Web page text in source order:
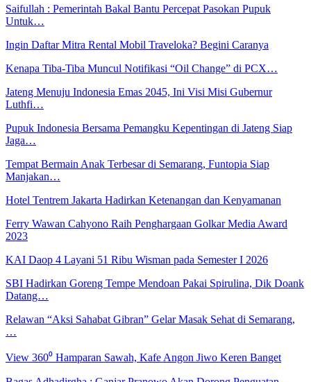
Saifullah : Pemerintah Bakal Bantu Percepat Pasokan Pupuk
Untuk…
Ingin Daftar Mitra Rental Mobil Traveloka? Begini Caranya
Kenapa Tiba-Tiba Muncul Notifikasi “Oil Change” di PCX…
Jateng Menuju Indonesia Emas 2045, Ini Visi Misi Gubernur
Luthfi…
Pupuk Indonesia Bersama Pemangku Kepentingan di Jateng Siap
Jaga…
Tempat Bermain Anak Terbesar di Semarang, Funtopia Siap
Manjakan…
Hotel Tentrem Jakarta Hadirkan Ketenangan dan Kenyamanan
Ferry Wawan Cahyono Raih Penghargaan Golkar Media Award
2023
KAI Daop 4 Layani 51 Ribu Wisman pada Semester I 2026
SBI Hadirkan Goreng Tempe Mendoan Pakai Spirulina, Dik Doank
Datang…
Relawan “Aksi Sahabat Gibran” Gelar Masak Sehat di Semarang,
…
View 360⁰ Hamparan Sawah, Kafe Angon Jiwo Keren Banget